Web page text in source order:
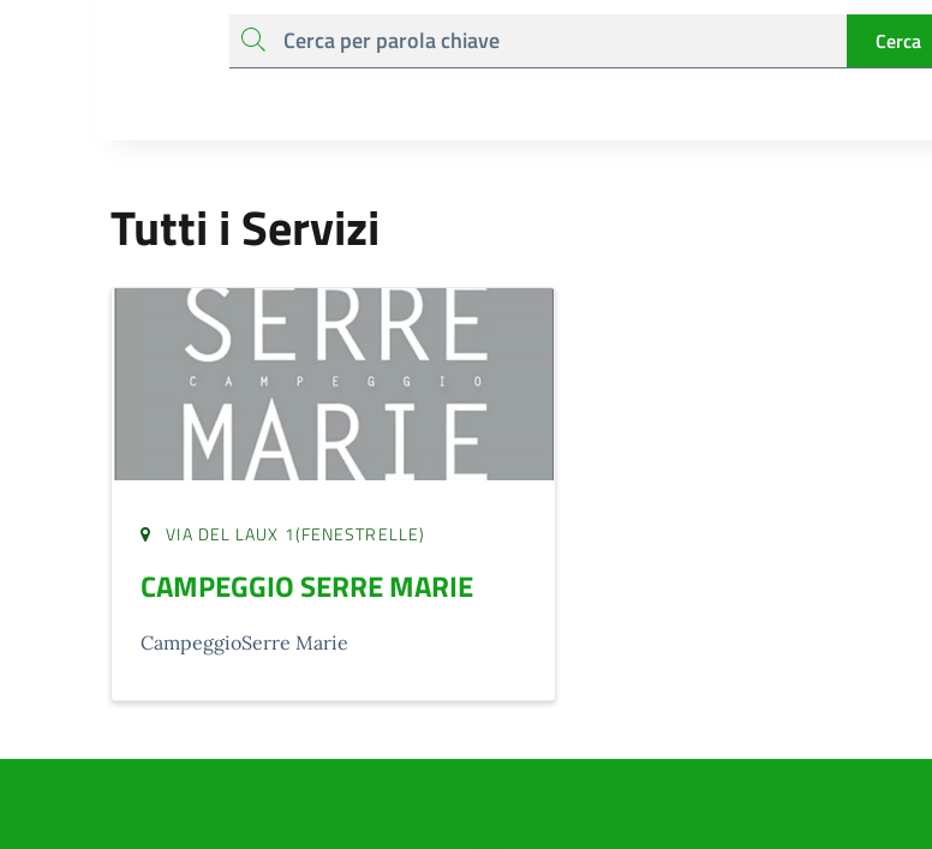
cerca Cerca
Tutti i Servizi
VIA DEL LAUX 1(FENESTRELLE)
CAMPEGGIO SERRE MARIE
CampeggioSerre Marie